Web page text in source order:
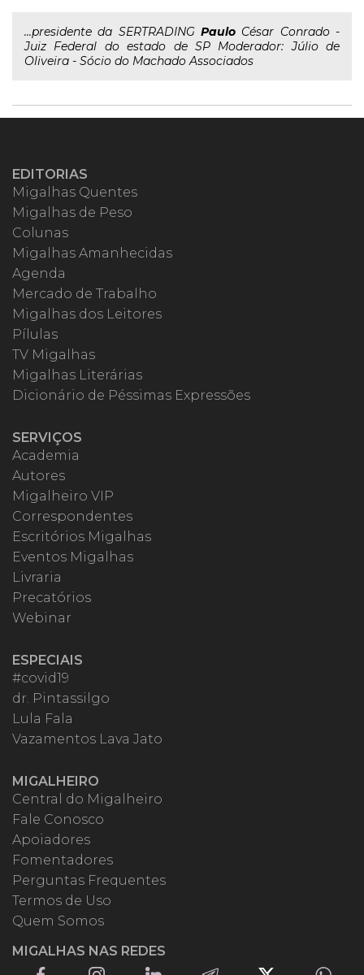
...presidente da SERTRADING Paulo César Conrado -
Juiz Federal do estado de SP Moderador: Júlio de
Oliveira - Sócio do Machado Associados
EDITORIAS
Migalhas Quentes
Migalhas de Peso
Colunas
Migalhas Amanhecidas
Agenda
Mercado de Trabalho
Migalhas dos Leitores
Pílulas
TV Migalhas
Migalhas Literárias
Dicionário de Péssimas Expressões
SERVIÇOS
Academia
Autores
Migalheiro VIP
Correspondentes
Escritórios Migalhas
Eventos Migalhas
Livraria
Precatórios
Webinar
ESPECIAIS
#covid19
dr. Pintassilgo
Lula Fala
Vazamentos Lava Jato
MIGALHEIRO
Central do Migalheiro
Fale Conosco
Apoiadores
Fomentadores
Perguntas Frequentes
Termos de Uso
Quem Somos
MIGALHAS NAS REDES